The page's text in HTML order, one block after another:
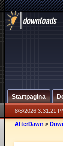
Startpagina
8/8/2026 3:31:21
AfterDawn >